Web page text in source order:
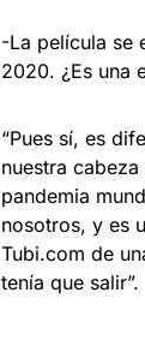
-La película se
2020. ¿Es una
“Pues sí, es
nuestra
pandemia
nosotros, y es
Tubi.com de
tenía que salir”.